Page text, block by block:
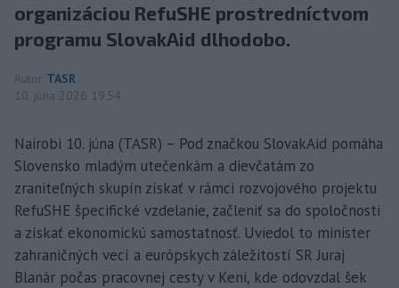
organizáciou RefuSHE prostredníctvom
programu SlovakAid dlhodobo.
Autor TASR
10. júna 2026 19:54
Nairobi 10. júna (TASR) – Pod značkou SlovakAid pomáha
Slovensko mladým utečenkám a dievčatám zo
zraniteľných skupín získať v rámci rozvojového projektu
RefuSHE špecifické vzdelanie, začleniť sa do spoločnosti
a získať ekonomickú samostatnosť. Uviedol to minister
zahraničných vecí a európskych záležitostí SR Juraj
Blanár počas pracovnej cesty v Keni, kde odovzdal šek